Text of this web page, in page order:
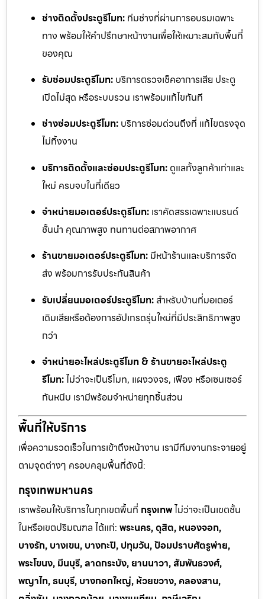
ช่างติดตั้งประตูรีโมท: ทีมช่างที่ผ่านการอบรมเฉพาะ
ทาง พร้อมให้คำปรึกษาหน้างานเพื่อให้เหมาะสมกับพื้นที่
ของคุณ
รับซ่อมประตูรีโมท: บริการตรวจเช็คอาการเสีย ประตู
เปิดไม่สุด หรือระบบรวน เราพร้อมแก้ไขทันที
ช่างซ่อมประตูรีโมท: บริการซ่อมด่วนถึงที่ แก้ไขตรงจุด
ไม่ทิ้งงาน
บริการติดตั้งและซ่อมประตูรีโมท: ดูแลทั้งลูกค้าเก่าและ
ใหม่ ครบจบในที่เดียว
จำหน่ายมอเตอร์ประตูรีโมท: เราคัดสรรเฉพาะแบรนด์
ชั้นนำ คุณภาพสูง ทนทานต่อสภาพอากาศ
ร้านขายมอเตอร์ประตูรีโมท: มีหน้าร้านและบริการจัด
ส่ง พร้อมการรับประกันสินค้า
รับเปลี่ยนมอเตอร์ประตูรีโมท: สำหรับบ้านที่มอเตอร์
เดิมเสียหรือต้องการอัปเกรดรุ่นใหม่ที่มีประสิทธิภาพสูง
กว่า
จำหน่ายอะไหล่ประตูรีโมท & ร้านขายอะไหล่ประตู
รีโมท:ไม่ว่าจะเป็นรีโมท, แผงวงจร, เฟือง หรือเซนเซอร์
กันหนีบ เรามีพร้อมจำหน่ายทุกชิ้นส่วน
พื้นที่ให้บริการ
เพื่อความรวดเร็วในการเข้าถึงหน้างาน เรามีทีมงานกระจายอยู่
ตามจุดต่างๆ ครอบคลุมพื้นที่ดังนี้:
กรุงเทพมหานคร
เราพร้อมให้บริการในทุกเขตพื้นที่ กรุงเทพไม่ว่าจะเป็นเขตชั้น
ในหรือเขตปริมณฑล ได้แก่: พระนคร, ดุสิต, หนองจอก,
บางรัก, บางเขน, บางกะปิ, ปทุมวัน, ป้อมปราบศัตรูพ่าย,
พระโขนง, มีนบุรี, ลาดกระบัง, ยานนาวา, สัมพันธวงศ์,
พญาไท, ธนบุรี, บางกอกใหญ่, ห้วยขวาง, คลองสาน,